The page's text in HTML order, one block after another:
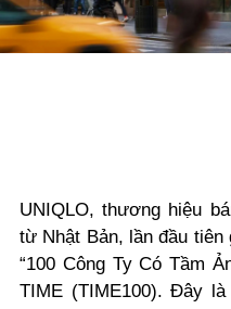
UNIQLO, thương hiệu
từ Nhật Bản, lần đầu
“100 Công Ty Có Tầm
TIME (TIME100). Đây